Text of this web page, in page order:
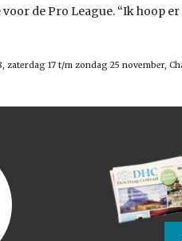
de Pro League. “Ik hoop
zaterdag 17 t/m zondag 25 november,